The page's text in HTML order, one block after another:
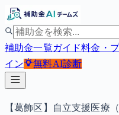
補助金一覧ガイド料金・
イン
無料AI診断
【葛飾区】自立支援医療